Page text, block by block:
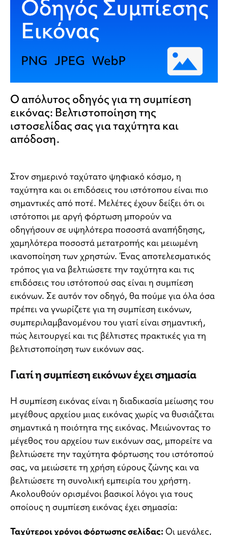
Ο απόλυτος οδηγός για τη συμπίεση
εικόνας: Βελτιστοποίηση της
ιστοσελίδας σας για ταχύτητα και
απόδοση.
Στον σημερινό ταχύτατο ψηφιακό κόσμο, η
ταχύτητα και οι επιδόσεις του ιστότοπου είναι πιο
σημαντικές από ποτέ. Μελέτες έχουν δείξει ότι οι
ιστότοποι με αργή φόρτωση μπορούν να
οδηγήσουν σε υψηλότερα ποσοστά αναπήδησης,
χαμηλότερα ποσοστά μετατροπής και μειωμένη
ικανοποίηση των χρηστών. Ένας αποτελεσματικός
τρόπος για να βελτιώσετε την ταχύτητα και τις
επιδόσεις του ιστότοπού σας είναι η συμπίεση
εικόνων. Σε αυτόν τον οδηγό, θα πούμε για όλα όσα
πρέπει να γνωρίζετε για τη συμπίεση εικόνων,
συμπεριλαμβανομένου του γιατί είναι σημαντική,
πώς λειτουργεί και τις βέλτιστες πρακτικές για τη
βελτιστοποίηση των εικόνων σας.
Γιατί η συμπίεση εικόνων έχει σημασία
Η συμπίεση εικόνας είναι η διαδικασία μείωσης του
μεγέθους αρχείου μιας εικόνας χωρίς να θυσιάζεται
σημαντικά η ποιότητα της εικόνας. Μειώνοντας το
μέγεθος του αρχείου των εικόνων σας, μπορείτε να
βελτιώσετε την ταχύτητα φόρτωσης του ιστότοπού
σας, να μειώσετε τη χρήση εύρους ζώνης και να
βελτιώσετε τη συνολική εμπειρία του χρήστη.
Ακολουθούν ορισμένοι βασικοί λόγοι για τους
οποίους η συμπίεση εικόνας έχει σημασία:
Ταχύτεροι χρόνοι φόρτωσης σελίδας: Οι μεγάλες,